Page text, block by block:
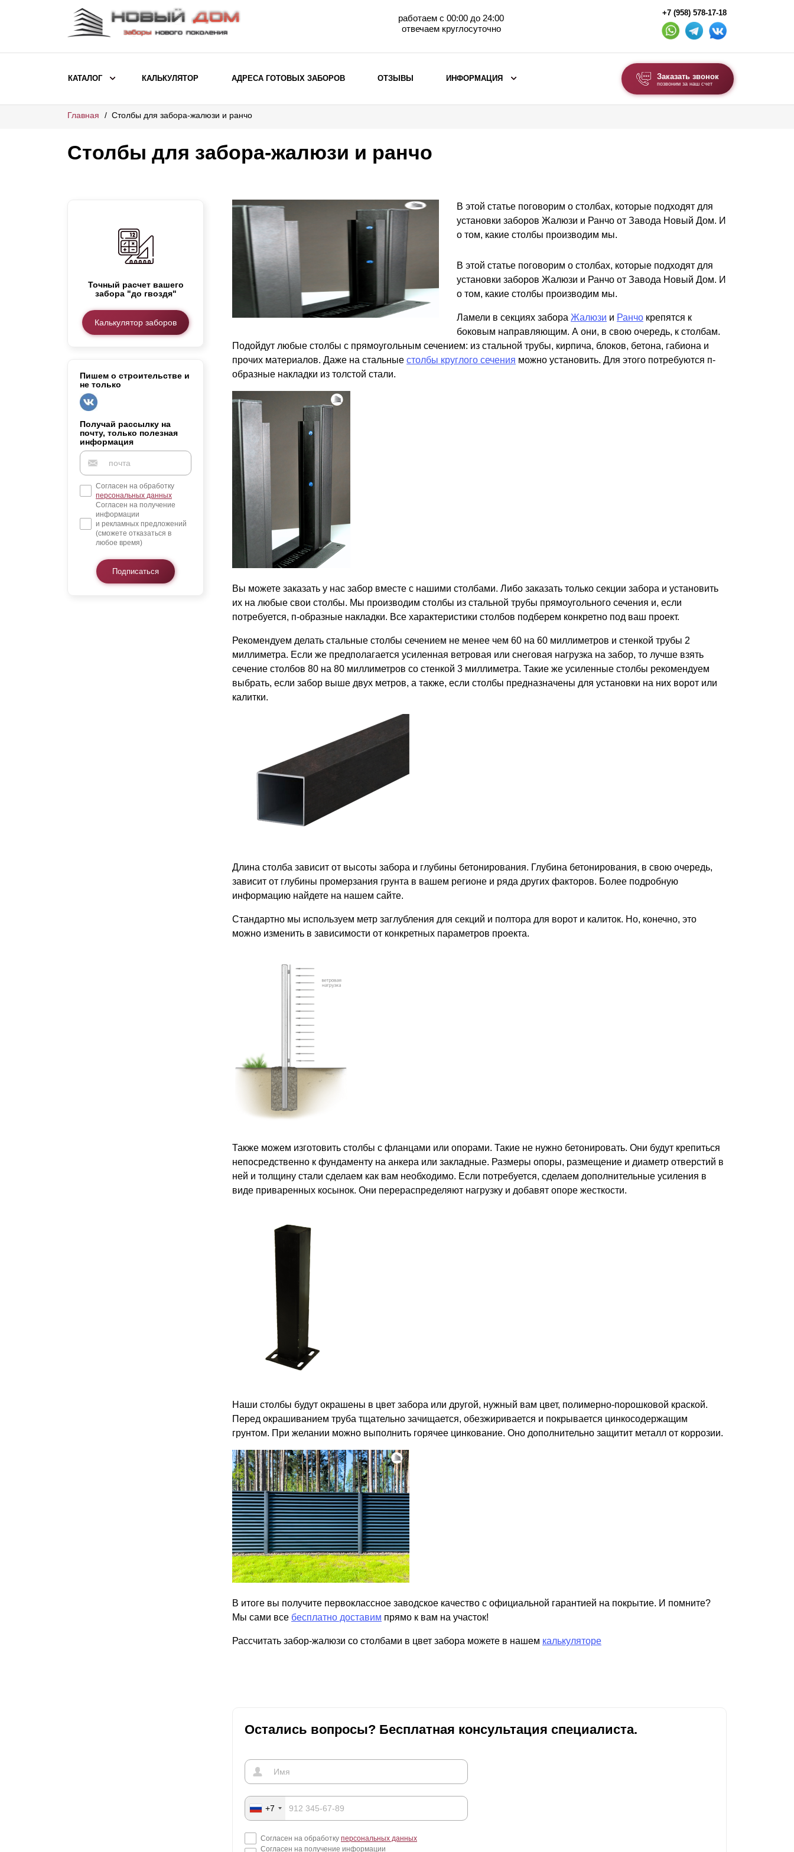
работаем с 00:00 до 24:00
отвечаем круглосуточно
+7 (958) 578-17-18
КАТАЛОГ
ВЫБОР ПО МОДЕЛИ
Заборы Ранчо
Заборы Хай-тек
Заборы и ограждения для детских
садов
Элитные заборы для коттеджей
Забор на участок 10 соток
Заборы и ограждения для дома
Заборы из евроштакетника
Забор жалюзи с кирпичными столбами
Металлические заборы
Металлические ограждения
ВЫБОР ПО ХАРАКТЕРИСТИКАМ
Горизонтальные заборы
Высокие заборы
Красивые, дизайнерские заборы
ВЫБОР ПО СПОСОБУ МОНТАЖА
Готовые заборы
ВОРОТА И КАЛИТКИ
Ворота откатные
Ворота складные гармошка
Каркасы ворот
Калитки
ВСЕ ДЛЯ ЗАБОРА
КАЛЬКУЛЯТОР АДРЕСА ГОТОВЫХ ЗАБОРОВ ОТЗЫВЫ ИНФОРМАЦИЯ Заказать звонок
позвоним за наш счет
Главная Столбы для забора-жалюзи и ранчо
Столбы для забора-жалюзи и ранчо
Точный расчет вашего
забора "до гвоздя"
Калькулятор заборов
Пишем о строительстве и
не только
Получай рассылку на
почту, только полезная
информация
Согласен на обработку
персональных данных
Согласен на получение
информации
и рекламных предложений
(сможете отказаться в
любое время)
Подписаться
В этой статье поговорим о столбах, которые подходят для
установки заборов Жалюзи и Ранчо от Завода Новый Дом. И
о том, какие столбы производим мы.
В этой статье поговорим о столбах, которые подходят для
установки заборов Жалюзи и Ранчо от Завода Новый Дом. И
о том, какие столбы производим мы.
Ламели в секциях забора Жалюзи и Ранчо крепятся к
боковым направляющим. А они, в свою очередь, к столбам.
Подойдут любые столбы с прямоугольным сечением: из стальной трубы, кирпича, блоков, бетона, габиона и
прочих материалов. Даже на стальные столбы круглого сечения можно установить. Для этого потребуются п-
образные накладки из толстой стали.
Вы можете заказать у нас забор вместе с нашими столбами. Либо заказать только секции забора и установить
их на любые свои столбы. Мы производим столбы из стальной трубы прямоугольного сечения и, если
потребуется, п-образные накладки. Все характеристики столбов подберем конкретно под ваш проект.
Рекомендуем делать стальные столбы сечением не менее чем 60 на 60 миллиметров и стенкой трубы 2
миллиметра. Если же предполагается усиленная ветровая или снеговая нагрузка на забор, то лучше взять
сечение столбов 80 на 80 миллиметров со стенкой 3 миллиметра. Такие же усиленные столбы рекомендуем
выбрать, если забор выше двух метров, а также, если столбы предназначены для установки на них ворот или
калитки.
Длина столба зависит от высоты забора и глубины бетонирования. Глубина бетонирования, в свою очередь,
зависит от глубины промерзания грунта в вашем регионе и ряда других факторов. Более подробную
информацию найдете на нашем сайте.
Стандартно мы используем метр заглубления для секций и полтора для ворот и калиток. Но, конечно, это
можно изменить в зависимости от конкретных параметров проекта.
Также можем изготовить столбы с фланцами или опорами. Такие не нужно бетонировать. Они будут крепиться
непосредственно к фундаменту на анкера или закладные. Размеры опоры, размещение и диаметр отверстий в
ней и толщину стали сделаем как вам необходимо. Если потребуется, сделаем дополнительные усиления в
виде приваренных косынок. Они перераспределяют нагрузку и добавят опоре жесткости.
Наши столбы будут окрашены в цвет забора или другой, нужный вам цвет, полимерно-порошковой краской.
Перед окрашиванием труба тщательно зачищается, обезжиривается и покрывается цинкосодержащим
грунтом. При желании можно выполнить горячее цинкование. Оно дополнительно защитит металл от коррозии.
В итоге вы получите первоклассное заводское качество с официальной гарантией на покрытие. И помните?
Мы сами все бесплатно доставим прямо к вам на участок!
Рассчитать забор-жалюзи со столбами в цвет забора можете в нашем калькуляторе
Остались вопросы? Бесплатная консультация специалиста.
+7
Согласен на обработку персональных данных
Согласен на получение информации